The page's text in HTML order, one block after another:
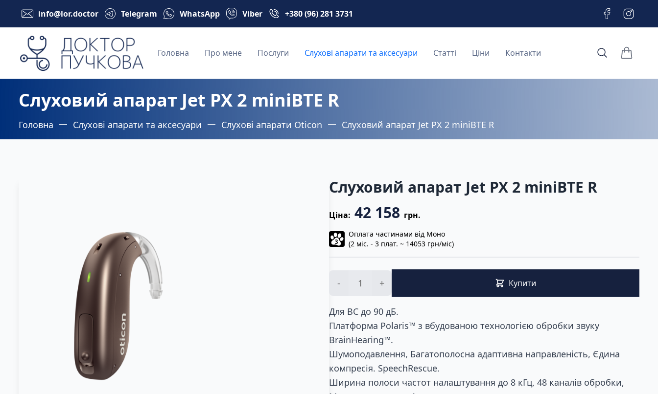
info@lor.doctor Telegram WhatsApp Viber +380 (96) 281 3731
Головна Про мене Послуги Слухові апарати та аксесуари Статті Ціни Контакти items in
Слуховий апарат Jet PX 2 miniBTE R
Головна Слухові апарати та аксесуари Слухові апарати Oticon Слуховий апарат Jet PX 2 miniBTE R
Слуховий апарат Jet PX 2 miniBTE R
Ціна: 42 158 грн.
3
Оплата частинами від Моно
(2 міс. - 3 плат. ~ 14053 грн/міс)
- + Купити
Для ВС до 90 дБ.
Платформа Polaris™ з вбудованою технологією обробки звуку
BrainHearing™.
Шумоподавлення, Багатополосна адаптивна направленість, Єдина
компресія. SpeechRescue.
Ширина полоси частот налаштування до 8 кГц, 48 каналів обробки,